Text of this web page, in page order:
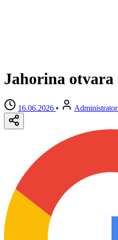
Jahorina otvara
16.06.2026 •